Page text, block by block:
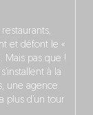
et défont le «
Mais pas que !
à la
une agence
plus d’un tour